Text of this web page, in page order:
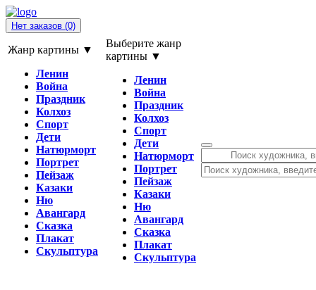
Нет заказов (0)
Жанр картины ▼
Ленин
Война
Праздник
Колхоз
Спорт
Дети
Натюрморт
Портрет
Пейзаж
Казаки
Ню
Авангард
Сказка
Плакат
Скульптура
Выберите жанр
картины ▼
Ленин
Война
Праздник
Колхоз
Спорт
Дети
Натюрморт
Портрет
Пейзаж
Казаки
Ню
Авангард
Сказка
Плакат
Скульптура